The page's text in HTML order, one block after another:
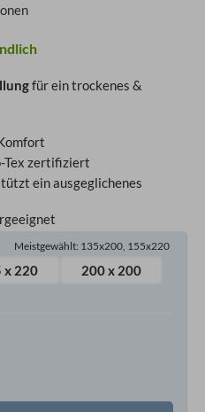
für ein trockenes &
Tex zertifiziert
ein ausgeglichenes
Meistgewählt: 135x200, 155x220
x 220
200 x 200